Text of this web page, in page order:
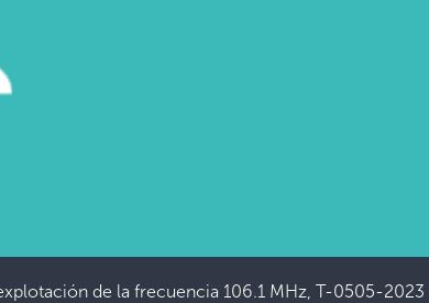
de la frecuencia 106.1 MHz, T-0505-2023